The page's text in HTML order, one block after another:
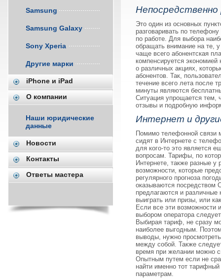
Это один из основных
разговаривать по
по работе. Для выбора
обращать внимание на те,
чаще всего абонентская
компенсируется
о различных акциях,
абонентов. Так,
течение всего лета после
минуты являются
Ситуация упрощается тем,
отзывы и подробную
Интернет и
Помимо телефонной связи
сидят в Интернете с
для кого-то это является
вопросам. Тарифы, по
Интернете, также разные у
возможности, которые
регулярного прогноза
оказываются посредством
предлагаются и различные
выиграть или призы, или
Если все эти возможности
выбором оператора
Выбирая тариф, не сразу
наиболее выгодным.
выводы, нужно
между собой. Также
время при желании можно
Опытным путем если не
найти именно тот
параметрам.
Samsung
Samsung Galaxy
Sony Xperia
Другие марки
iPhone и iPad
О компании
Наши юридические
данные
Новости
Контакты
Ответы мастера